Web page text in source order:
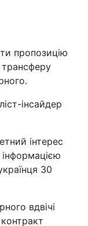
пропозицію
інсайдер
інтерес
30
вдвічі